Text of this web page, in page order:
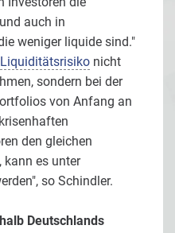
auch in
weniger liquide sind."
Liquiditätsrisiko nicht
sondern bei der
von Anfang an
den gleichen
kann es unter
so Schindler.
Deutschlands